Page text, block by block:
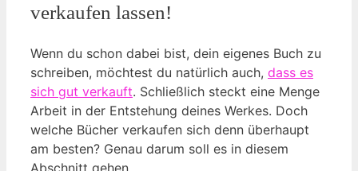
verkaufen lassen!
Wenn du schon dabei bist, dein eigenes Buch zu
schreiben, möchtest du natürlich auch, dass es
sich gut verkauft. Schließlich steckt eine Menge
Arbeit in der Entstehung deines Werkes. Doch
welche Bücher verkaufen sich denn überhaupt
am besten? Genau darum soll es in diesem
Abschnitt gehen.